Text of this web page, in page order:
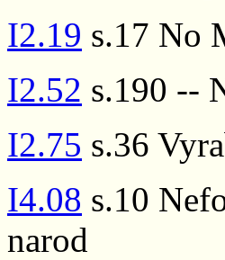
I2.19 s.17 No
I2.52 s.190 --
I2.75 s.36
I4.08 s.10
narod